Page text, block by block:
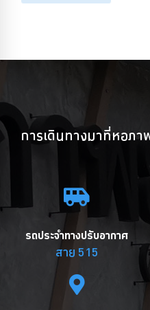
การเดินทางมาที่หอภ
รถประจำทางปรับอากาศ
สาย 515